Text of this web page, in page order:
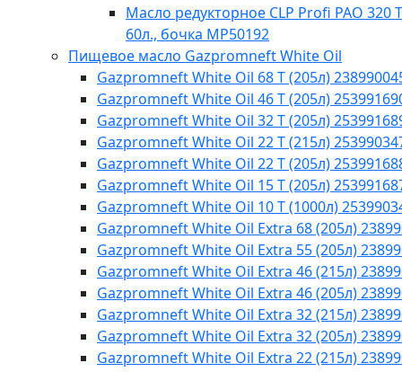
Масло редукторное CLP Profi PAO 320
60л., бочка МР50192
Пищевое масло Gazpromneft White Oil
Gazpromneft White Oil 68 T (205л)
Gazpromneft White Oil 46 T (205л)
Gazpromneft White Oil 32 T (205л)
Gazpromneft White Oil 22 T (215л)
Gazpromneft White Oil 22 T (205л)
Gazpromneft White Oil 15 T (205л)
Gazpromneft White Oil 10 T (1000л)
Gazpromneft White Oil Extra 68 (205л)
Gazpromneft White Oil Extra 55 (205л)
Gazpromneft White Oil Extra 46 (215л)
Gazpromneft White Oil Extra 46 (205л)
Gazpromneft White Oil Extra 32 (215л)
Gazpromneft White Oil Extra 32 (205л)
Gazpromneft White Oil Extra 22 (215л)